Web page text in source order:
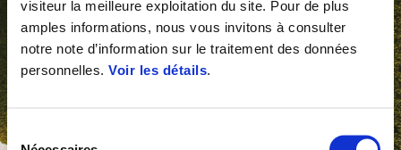
visiteur la meilleure exploitation du site. Pour de plus
amples informations, nous vous invitons à consulter
notre note d’information sur le traitement des données
personnelles. Voir les détails
Sélection